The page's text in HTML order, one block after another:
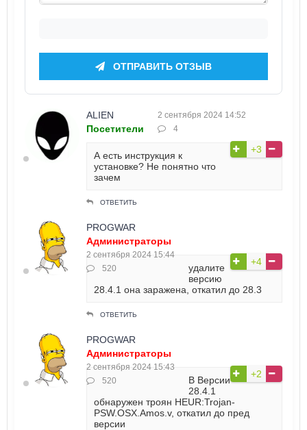
ОТПРАВИТЬ ОТЗЫВ
ALIEN
Посетители
2 сентября 2024 14:52
4
+3
А есть инструкция к
установке? Не понятно что
зачем
ОТВЕТИТЬ
PROGWAR
Администраторы
2 сентября 2024 15:44
520
+4
удалите
версию
28.4.1 она заражена, откатил до 28.3
ОТВЕТИТЬ
PROGWAR
Администраторы
2 сентября 2024 15:43
520
+2
В Версии
28.4.1
обнаружен троян HEUR:Trojan-
PSW.OSX.Amos.v, откатил до пред
версии